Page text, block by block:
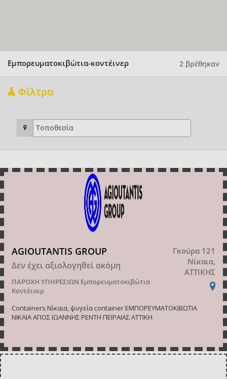
Εμπορευματοκιβώτια-κοντέινερ 2 βρέθηκαν
Φίλτρα
AGIOUTANTIS GROUP
Δεν έχει αξιολογηθεί ακόμη
ΠΑΡΟΧΗ ΥΠΗΡΕΣΙΩΝ Εμπορευματοκιβώτια
Κοντέινερ
Γκούρα 121
Νίκαια,
ΑΤΤΙΚΗΣ
Containers Νίκαια, ψυγεία container ΕΜΠΟΡΕΥΜΑΤΟΚΙΒΩΤΙΑ
ΝΙΚΑΙΑ ΑΓΙΟΣ ΙΩΑΝΝΗΣ ΡΕΝΤΗ ΠΕΙΡΑΙΑΣ ΑΤΤΙΚΗ